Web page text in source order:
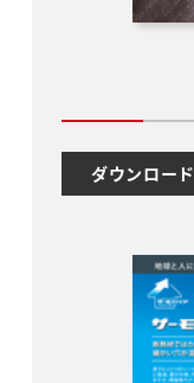
ダウンロード